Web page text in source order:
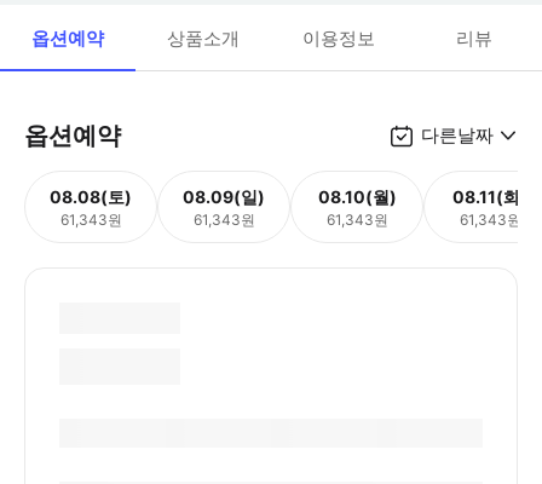
옵션예약 상품소개 이용정보 리뷰
옵션예약 다른날짜
08.08(토)
61,343원
08.09(일)
61,343원
08.10(월)
61,343원
08.11(화)
61,343원